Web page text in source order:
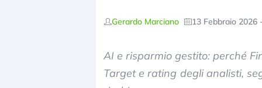
Gerardo Marciano 13 Febbraio 2026
AI e risparmio gestito: perché
Target e rating degli analisti,